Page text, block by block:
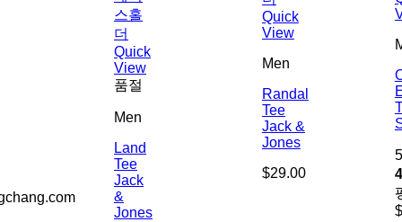
Quick
View
품절
Men
Land
Tee
Jack
&
Jones
Quick
View
Men
Randal
Tee
Jack &
Jones
$29.00
$